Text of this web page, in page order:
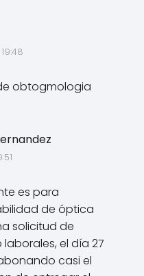
obtogmologia
es para
de óptica
solicitud de
el día 27
casi el